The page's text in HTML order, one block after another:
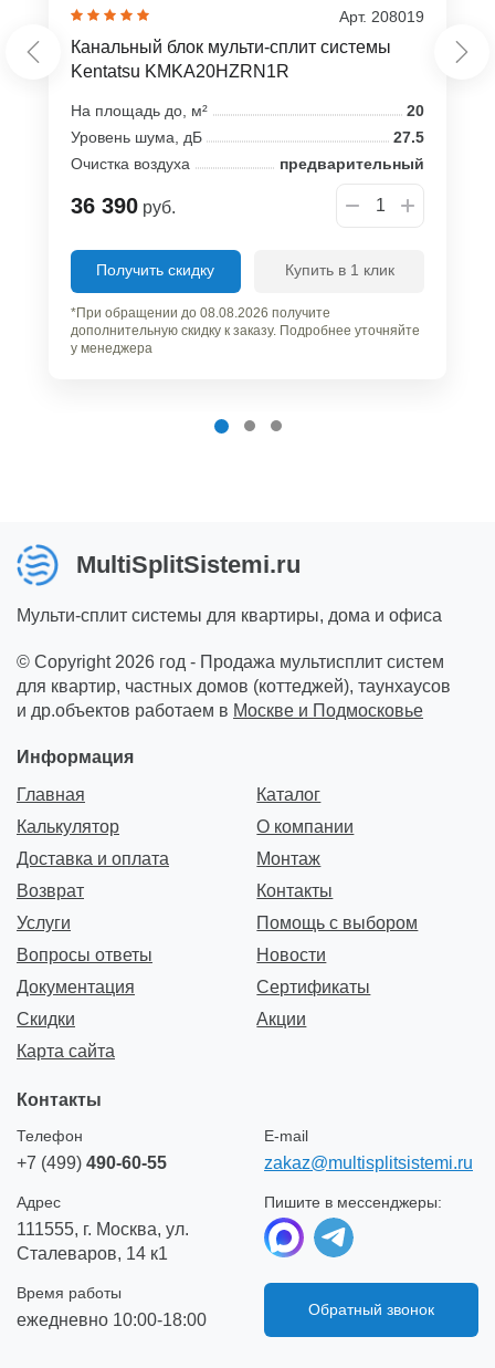
Арт. 208019
Канальный блок мульти-сплит системы
Kentatsu KMKA20HZRN1R
На площадь до, м²
20
Уровень шума, дБ
27.5
Очистка воздуха
предварительный
36 390 руб.
Получить скидку Купить в 1 клик
*При обращении до 08.08.2026 получите
дополнительную скидку к заказу. Подробнее уточняйте
у менеджера
MultiSplitSistemi.ru
Мульти-сплит системы для квартиры, дома и офиса
© Copyright 2026 год - Продажа мультисплит систем
для квартир, частных домов (коттеджей), таунхаусов
и др.объектов работаем в Москве и Подмосковье
Информация
Главная
Каталог
Калькулятор
О компании
Доставка и оплата
Монтаж
Возврат
Контакты
Услуги
Помощь с выбором
Вопросы ответы
Новости
Документация
Сертификаты
Скидки
Акции
Карта сайта
Контакты
Телефон
+7 (499) 490-60-55
E-mail
zakaz@multisplitsistemi.ru
Адрес
111555, г. Москва, ул.
Сталеваров, 14 к1
Пишите в мессенджеры:
Время работы
ежедневно 10:00-18:00
Обратный звонок